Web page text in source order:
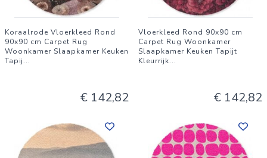
Koraalrode Vloerkleed Rond
90x90 cm Carpet Rug
Woonkamer Slaapkamer Keuken
Tapij...
€ 142,82
Vloerkleed Rond 90x90 cm
Carpet Rug Woonkamer
Slaapkamer Keuken Tapijt
Kleurrijk...
€ 142,82